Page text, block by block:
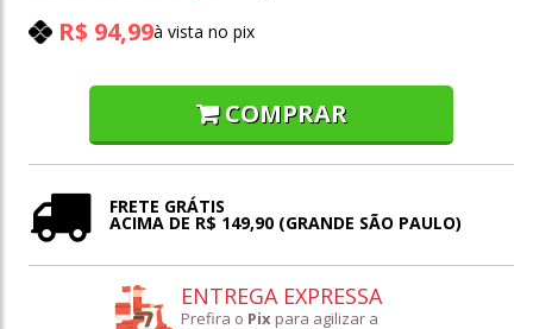
R$ 94,99à vista no pix
COMPRAR
FRETE GRÁTIS
ACIMA DE R$ 149,90 (GRANDE SÃO PAULO)
ENTREGA EXPRESSA
Prefira o Pix para agilizar a